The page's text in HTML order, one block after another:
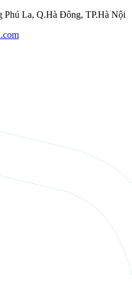
Phú La, Q.Hà Đông, TP.Hà Nội